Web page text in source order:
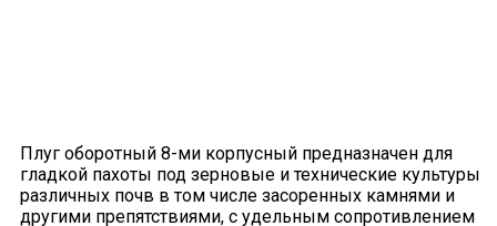
Плуг оборотный 8-ми корпусный предназначен для
гладкой пахоты под зерновые и технические культуры
различных почв в том числе засоренных камнями и
другими препятствиями, с удельным сопротивлением